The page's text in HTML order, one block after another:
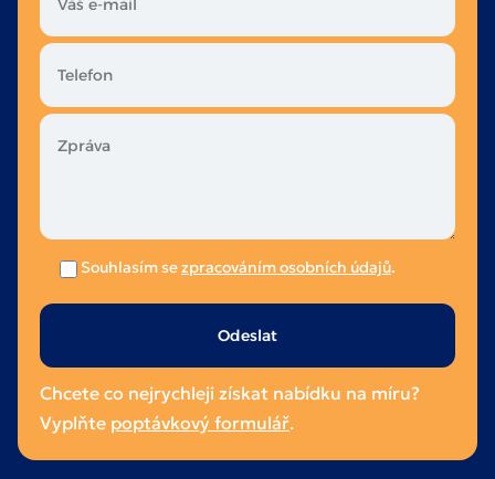
Souhlasím sezpracováním osobních údajů.
Ponechte
prázdné.
Chcete co nejrychleji získat nabídku na míru?
Vyplňte poptávkový formulář.